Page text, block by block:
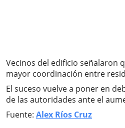
Vecinos del edificio señalaron
mayor coordinación entre
El suceso vuelve a poner en
de las autoridades ante el
Fuente: Alex Ríos Cruz